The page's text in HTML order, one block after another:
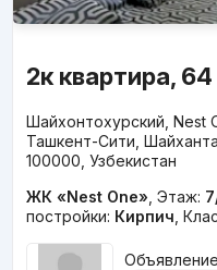
2к квартира,
Шайхонтохурский, Nest
Ташкент-Сити,
100000, Узбекистан
ЖК «Nest One» Этаж:
постройки: Кирпич